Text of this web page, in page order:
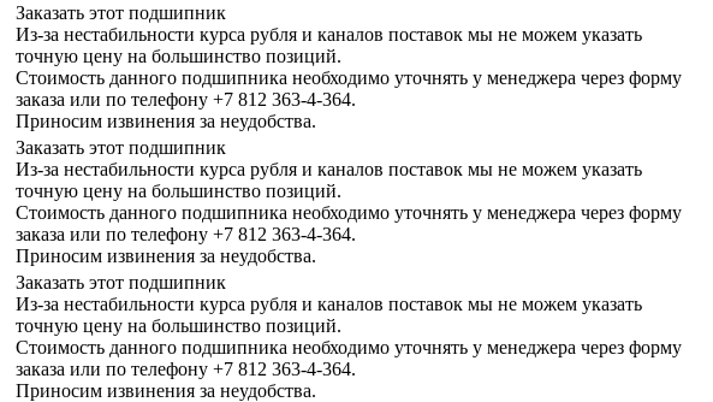
Заказать этот подшипник
Из-за нестабильности курса рубля и каналов поставок мы не можем указать
точную цену на большинство позиций.
Стоимость данного подшипника необходимо уточнять у менеджера через форму
заказа или по телефону +7 812 363-4-364.
Приносим извинения за неудобства.
Заказать этот подшипник
Из-за нестабильности курса рубля и каналов поставок мы не можем указать
точную цену на большинство позиций.
Стоимость данного подшипника необходимо уточнять у менеджера через форму
заказа или по телефону +7 812 363-4-364.
Приносим извинения за неудобства.
Заказать этот подшипник
Из-за нестабильности курса рубля и каналов поставок мы не можем указать
точную цену на большинство позиций.
Стоимость данного подшипника необходимо уточнять у менеджера через форму
заказа или по телефону +7 812 363-4-364.
Приносим извинения за неудобства.